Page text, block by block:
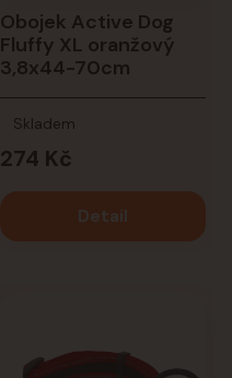
Obojek Active Dog
Fluffy XL oranžový
3,8x44-70cm
274 Kč
Skladem
Detail